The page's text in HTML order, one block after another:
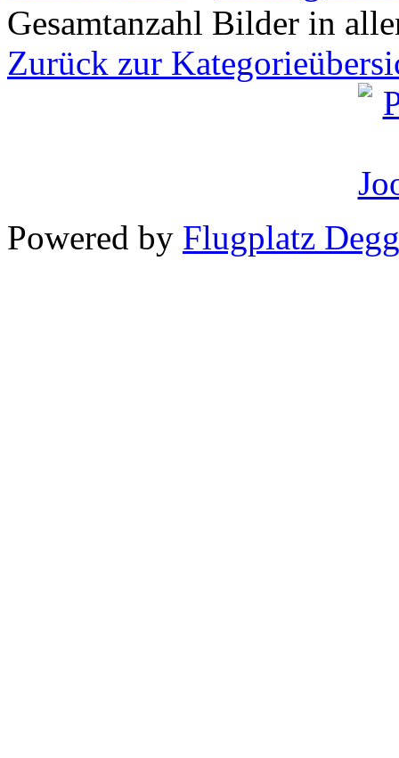
Gesamtanzahl Bilder in
Zurück zur
Powered by Flugplatz